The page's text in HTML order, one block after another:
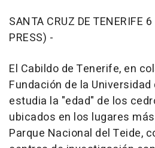
SANTA CRUZ DE TENERIFE
PRESS) -
El Cabildo de Tenerife, en
Fundación de la Universidad
estudia la "edad" de los
ubicados en los lugares
Parque Nacional del Teide,